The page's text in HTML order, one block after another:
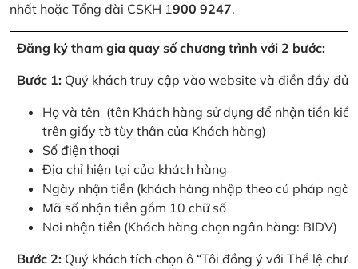
nhất hoặc Tổng đài CSKH 1900 9247.
Đăng ký tham gia quay số chương trình với 2 bước:
Bước 1: Quý khách truy cập vào website và điền đầy đủ
Họ và tên (tên Khách hàng sử dụng để nhận tiền
trên giấy tờ tùy thân của Khách hàng)
Số điện thoại
Địa chỉ hiện tại của khách hàng
Ngày nhận tiền (khách hàng nhập theo cú pháp
Mã số nhận tiền gồm 10 chữ số
Nơi nhận tiền (Khách hàng chọn ngân hàng: BIDV)
Bước 2: Quý khách tích chọn ô “Tôi đồng ý với Thể lệ